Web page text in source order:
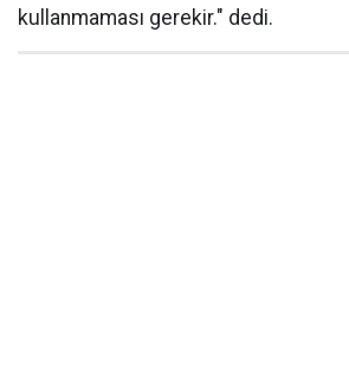
kullanmaması gerekir." dedi.